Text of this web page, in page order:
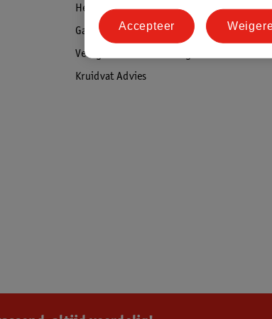
Herroepen & retourneren
Garantie
Veiligheidswaarschuwingen
Kruidvat Advies
Accepteer